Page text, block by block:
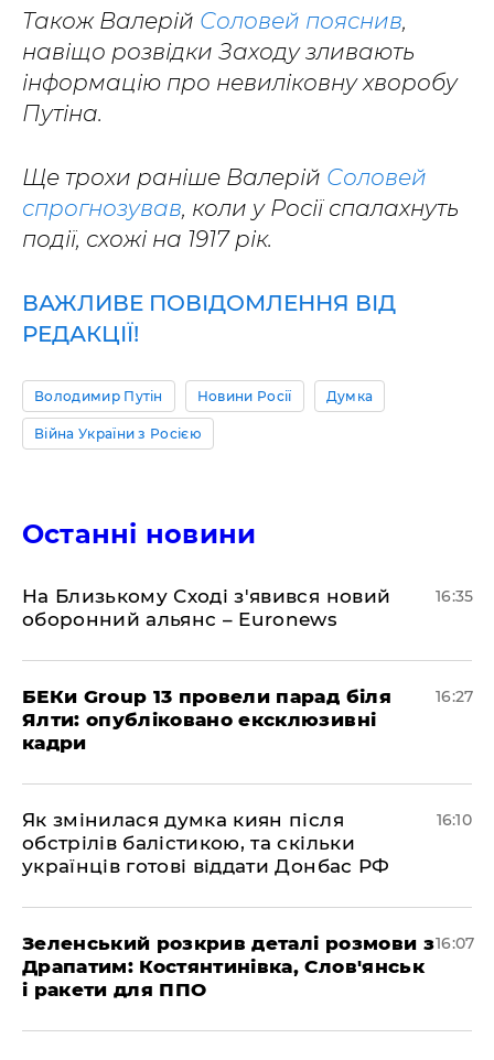
Також Валерій Соловей пояснив,
навіщо розвідки Заходу зливають
інформацію про невиліковну хворобу
Путіна.
Ще трохи раніше Валерій Соловей
спрогнозував, коли у Росії спалахнуть
події, схожі на 1917 рік.
ВАЖЛИВЕ ПОВІДОМЛЕННЯ ВІД
РЕДАКЦІЇ!
Володимир Путін Новини Росії Думка
Війна України з Росією
Останні новини
На Близькому Сході з'явився новий
оборонний альянс – Euronews
16:35
БЕКи Group 13 провели парад біля
Ялти: опубліковано ексклюзивні
кадри
16:27
Як змінилася думка киян після
обстрілів балістикою, та скільки
українців готові віддати Донбас РФ
16:10
Зеленський розкрив деталі розмови з
Драпатим: Костянтинівка, Слов'янськ
і ракети для ППО
16:07